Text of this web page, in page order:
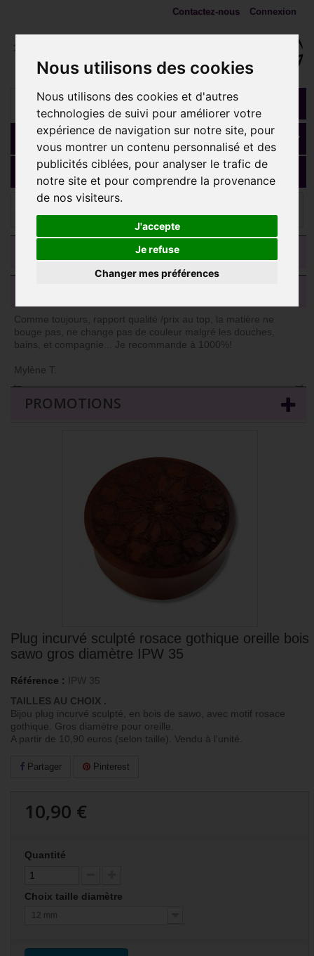
Nous utilisons des cookies
Nous utilisons des cookies et d'autres
technologies de suivi pour améliorer votre
expérience de navigation sur notre site, pour
vous montrer un contenu personnalisé et des
publicités ciblées, pour analyser le trafic de
notre site et pour comprendre la provenance
de nos visiteurs.
J'accepte
Je refuse
Changer mes préférences
Connexion
Contactez-nous
Panier (vide)
MENU
Ecarteurs, plugs, tunnels
gothique oreille bois sawo gros diamètre IPW 35
Comme toujours, rapport qualité /prix au top, la matière ne
bouge pas, ne change pas de couleur malgré les douches,
bains, et compagnie... Je recommande à 1000%!
Mylène T.
→
←
PROMOTIONS
Plug incurvé sculpté rosace gothique oreille bois
sawo gros diamètre IPW 35
Référence :
IPW 35
TAILLES AU CHOIX .
Bijou plug incurvé sculpté, en bois de sawo, avec motif rosace
gothique. Gros diamètre pour oreille.
A partir de 10,90 euros (selon taille). Vendu à l'unité.
Partager Pinterest
10,90 €
Quantité
Choix taille diamètre
12 mm